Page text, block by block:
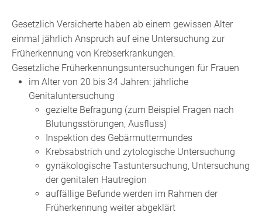
Gesetzlich Versicherte haben ab einem gewissen Alter
einmal jährlich Anspruch auf eine Untersuchung zur
Früherkennung von Krebserkrankungen.
Gesetzliche Früherkennungsuntersuchungen für Frauen
im Alter von 20 bis 34 Jahren: jährliche
Genitaluntersuchung
gezielte Befragung (zum Beispiel Fragen nach
Blutungsstörungen, Ausfluss)
Inspektion des Gebärmuttermundes
Krebsabstrich und zytologische Untersuchung
gynäkologische Tastuntersuchung, Untersuchung
der genitalen Hautregion
auffällige Befunde werden im Rahmen der
Früherkennung weiter abgeklärt